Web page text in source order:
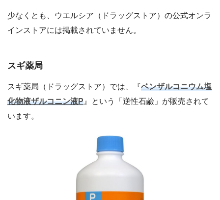
少なくとも、ウエルシア（ドラッグストア）の公式オンラ
インストアには掲載されていません。
スギ薬局
スギ薬局（ドラッグストア）では、『ベンザルコニウム塩
化物液ザルコニン液P 』という「逆性石鹼」が販売されて
います。